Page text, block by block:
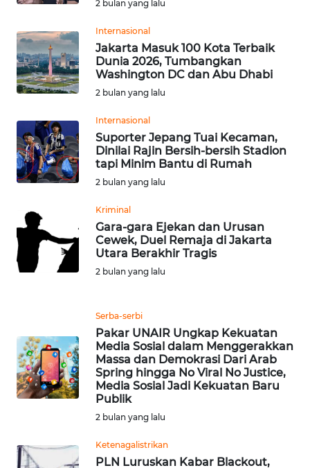
2 bulan yang lalu
Internasional
Jakarta Masuk 100 Kota Terbaik
Dunia 2026, Tumbangkan
Washington DC dan Abu Dhabi
2 bulan yang lalu
Internasional
Suporter Jepang Tuai Kecaman,
Dinilai Rajin Bersih-bersih Stadion
tapi Minim Bantu di Rumah
2 bulan yang lalu
Kriminal
Gara-gara Ejekan dan Urusan
Cewek, Duel Remaja di Jakarta
Utara Berakhir Tragis
2 bulan yang lalu
Serba-serbi
Pakar UNAIR Ungkap Kekuatan
Media Sosial dalam Menggerakkan
Massa dan Demokrasi Dari Arab
Spring hingga No Viral No Justice,
Media Sosial Jadi Kekuatan Baru
Publik
2 bulan yang lalu
Ketenagalistrikan
PLN Luruskan Kabar Blackout,
SUMUT
WN
JAKARTA
JABAR
WN
BANTEN
WN
NTT
WN
PAPUA
WN
PAPUA
BARAT
RIAU